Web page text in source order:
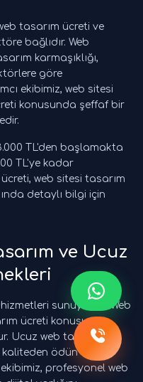
tasarım ücreti ve
bağlıdır. Web
karmaşıklığı,
göre
ekibimiz, web sitesi
konusunda şeffaf bir
TL'den başlamakta
TL'ye kadar
web sitesi tasarım
detaylı bilgi için
ve Ucuz
sunuyoruz. Web
ücreti konusunda
Ucuz web tasarım
kaliteden ödün
profesyonel web